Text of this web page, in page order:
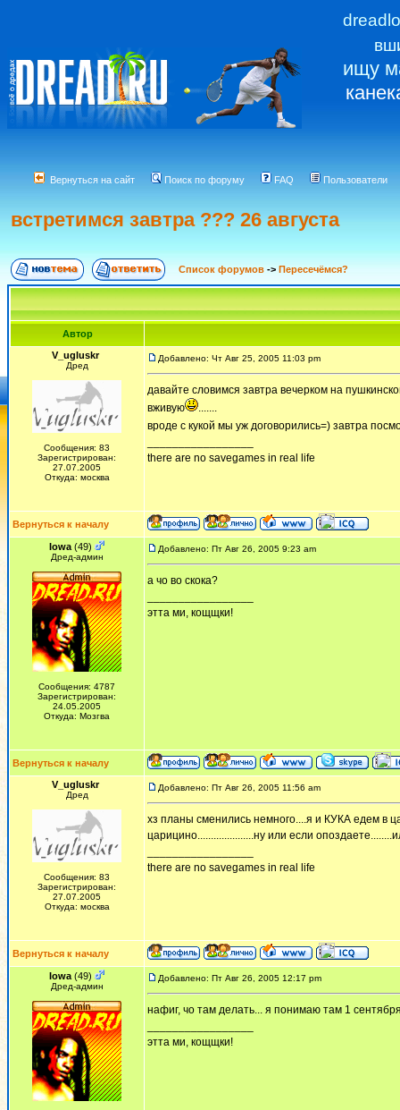
ищу
Вернуться на сайт Поиск по форуму FAQ Пользователи
встретимся завтра ??? 26 августа
Список форумов -> Пересечёмся?
Автор
V_ugluskr
Дред
Сообщения: 83
Зарегистрирован:
27.07.2005
Откуда: москва
Добавлено: Чт Авг 25, 2005 11:03 pm
давайте словимся завтра вечерком на
вживую
.......
вроде с кукой мы уж договорились=) завтра
there are no savegames in real life
Вернуться к началу
Iowa (49)
Дред-админ
Сообщения: 4787
Зарегистрирован:
24.05.2005
Откуда: Мозгва
Добавлено: Пт Авг 26, 2005 9:23 am
а чо во скока?
этта ми, кощщки!
Вернуться к началу
V_ugluskr
Дред
Сообщения: 83
Зарегистрирован:
27.07.2005
Откуда: москва
Добавлено: Пт Авг 26, 2005 11:56 am
хз планы сменились немного....я и КУКА едем в
царицино.....................ну или если
there are no savegames in real life
Вернуться к началу
Iowa (49)
Дред-админ
Добавлено: Пт Авг 26, 2005 12:17 pm
нафиг, чо там делать... я понимаю там 1
этта ми, кощщки!